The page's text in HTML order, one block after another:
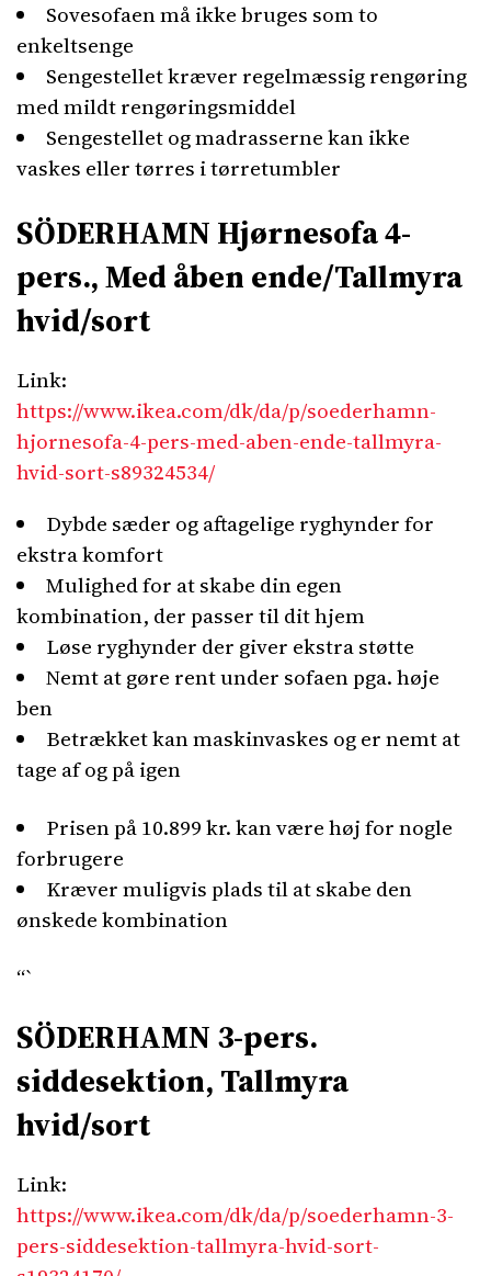
Sovesofaen må ikke bruges som to
enkeltsenge
Sengestellet kræver regelmæssig rengøring
med mildt rengøringsmiddel
Sengestellet og madrasserne kan ikke
vaskes eller tørres i tørretumbler
SÖDERHAMN Hjørnesofa 4-
pers., Med åben ende/Tallmyra
hvid/sort
Link:
https://www.ikea.com/dk/da/p/soederhamn-
hjornesofa-4-pers-med-aben-ende-tallmyra-
hvid-sort-s89324534/
Dybde sæder og aftagelige ryghynder for
ekstra komfort
Mulighed for at skabe din egen
kombination, der passer til dit hjem
Løse ryghynder der giver ekstra støtte
Nemt at gøre rent under sofaen pga. høje
ben
Betrækket kan maskinvaskes og er nemt at
tage af og på igen
Prisen på 10.899 kr. kan være høj for nogle
forbrugere
Kræver muligvis plads til at skabe den
ønskede kombination
“`
SÖDERHAMN 3-pers.
siddesektion, Tallmyra
hvid/sort
Link:
https://www.ikea.com/dk/da/p/soederhamn-3-
pers-siddesektion-tallmyra-hvid-sort-